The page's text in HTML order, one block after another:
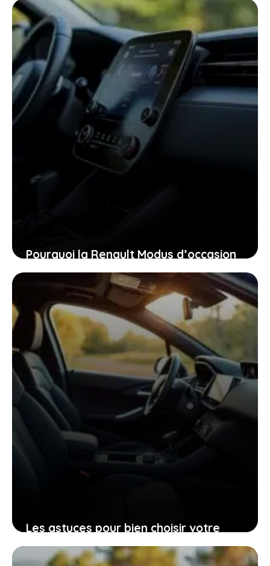
cette ultime chance
27 janvier 2026
Pourquoi la Renault Modus d’occasion
pourrait bien être la voiture idéale
pour vous aujourd’hui
26 janvier 2026
Les astuces pour bien choisir votre
Peugeot 206 d’occasion grâce à sa